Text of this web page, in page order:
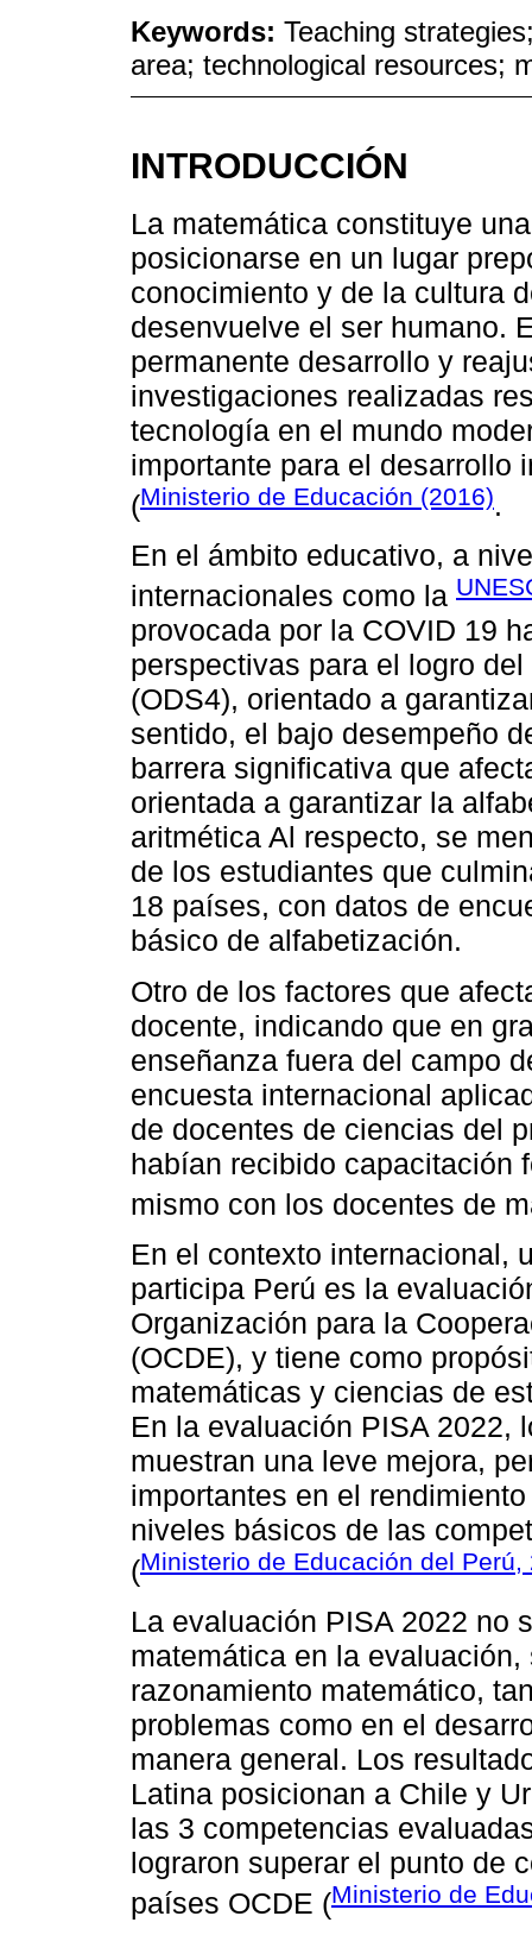
Keywords: Teaching
area; technological resources;
INTRODUCCIÓN
La matemática constituye
posicionarse en un lugar
conocimiento y de la cultura
desenvuelve el ser humano.
permanente desarrollo y
investigaciones realizadas
tecnología en el mundo
importante para el desarrollo
(Ministerio de Educación (2016).
En el ámbito educativo, a
internacionales como la
provocada por la COVID 19
perspectivas para el logro
(ODS4), orientado a
sentido, el bajo desempeño
barrera significativa que
orientada a garantizar la
aritmética Al respecto, se
de los estudiantes que
18 países, con datos de
básico de alfabetización.
Otro de los factores que
docente, indicando que en
enseñanza fuera del campo
encuesta internacional
de docentes de ciencias del
habían recibido capacitación
mismo con los docentes de
En el contexto internacional,
participa Perú es la
Organización para la
(OCDE), y tiene como
matemáticas y ciencias de
En la evaluación PISA 2022,
muestran una leve mejora,
importantes en el
niveles básicos de las
(Ministerio de Educación del Perú,
La evaluación PISA 2022 no
matemática en la
razonamiento matemático,
problemas como en el
manera general. Los
Latina posicionan a Chile y
las 3 competencias
lograron superar el punto de
países OCDE (Ministerio de